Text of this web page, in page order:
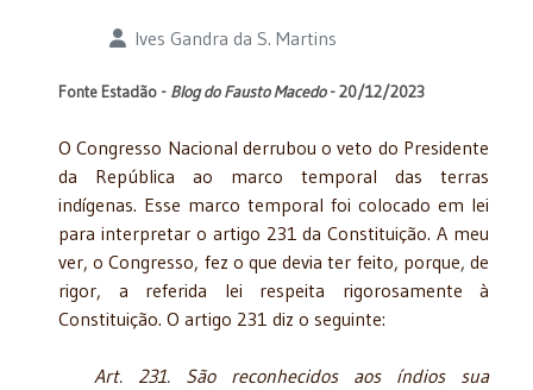
Detalhes Ives Gandra da S. Martins
Fonte Estadão - Blog do Fausto Macedo- 20/12/2023
O Congresso Nacional derrubou o veto do Presidente
da República ao marco temporal das terras
indígenas. Esse marco temporal foi colocado em lei
para interpretar o artigo 231 da Constituição. A meu
ver, o Congresso, fez o que devia ter feito, porque, de
rigor, a referida lei respeita rigorosamente à
Constituição. O artigo 231 diz o seguinte:
Art. 231. São reconhecidos aos índios sua